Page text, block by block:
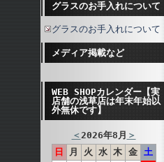
グラスのお手入れについて
グラスのお手入れについて
メディア掲載など
WEB SHOPカレンダー【実
店舗の浅草店は年末年始以
外無休です】
＜2026年8月 ＞
日
月 火 水 木 金
土